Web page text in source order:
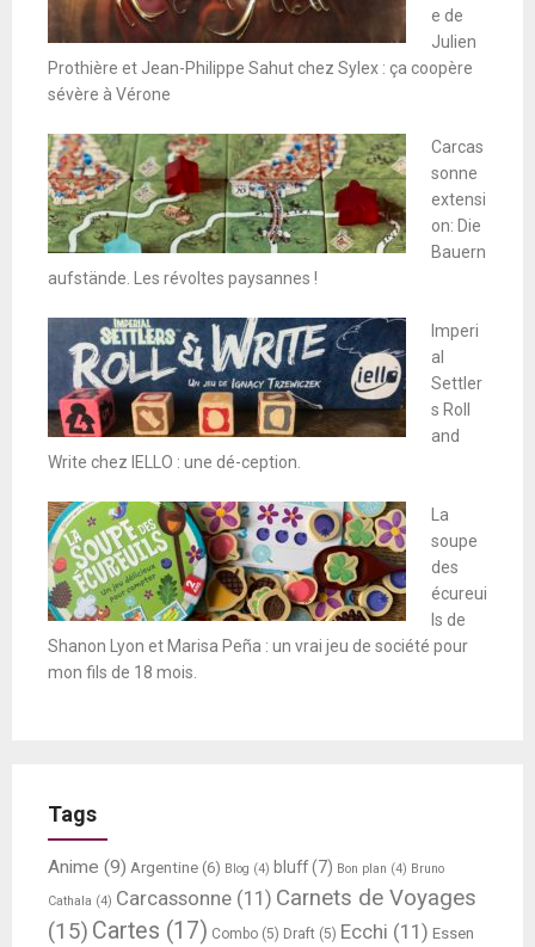
e de
Julien
Prothière et Jean-Philippe Sahut chez Sylex : ça coopère
sévère à Vérone
Carcas
sonne
extensi
on: Die
Bauern
aufstände. Les révoltes paysannes !
Imperi
al
Settler
s Roll
and
Write chez IELLO : une dé-ception.
La
soupe
des
écureui
ls de
Shanon Lyon et Marisa Peña : un vrai jeu de société pour
mon fils de 18 mois.
Tags
Anime (9) Argentine (6) Blog (4) bluff(7) Bon plan (4) Bruno
Cathala (4) Carcassonne (11) Carnets de Voyages
(15) Cartes (17) Combo (5) Draft (5) Ecchi (11) Essen